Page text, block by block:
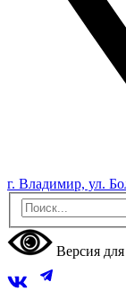
г. Владимир, ул.
Версия